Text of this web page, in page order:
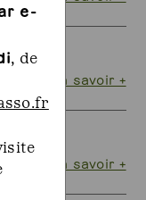
e-
, de
en savoir +
en savoir +